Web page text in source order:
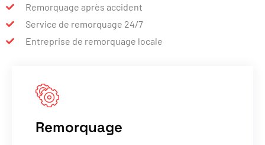
Remorquage après accident
Service de remorquage 24/7
Entreprise de remorquage locale
Remorquage